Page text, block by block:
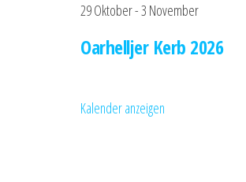
29 Oktober-3 November
Oarhelljer Kerb 2026
Kalender anzeigen